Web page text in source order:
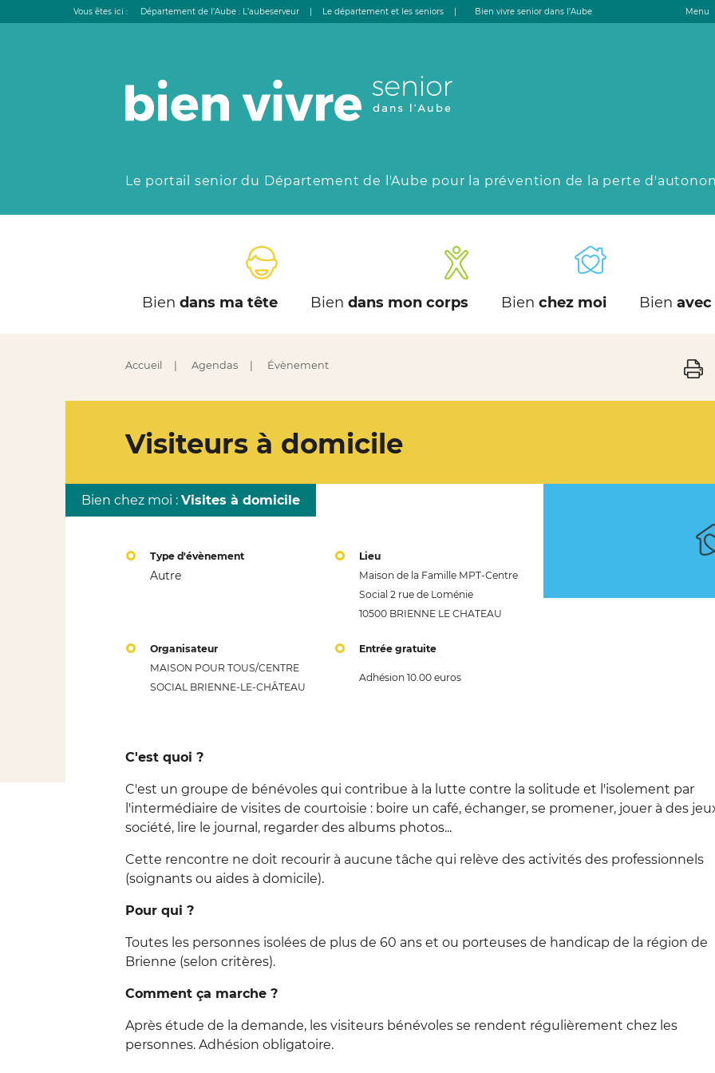
Vous êtes ici : Département de l’Aube : L’aubeserveur | Le département et les seniors | Bien vivre senior dans l’Aube Menu
Le portail senior du Département de l'Aube pour la prévention de la perte
Bien dans ma tête Bien dans mon corps Bien chez moi Bien
Accueil Agendas Évènement
Visiteurs à domicile
Bien chez moi : Visites à domicile
Type d'évènement
Autre
Lieu
Maison de la Famille MPT-Centre
Social 2 rue de Loménie
10500 BRIENNE LE CHATEAU
Organisateur
MAISON POUR TOUS/CENTRE
SOCIAL BRIENNE-LE-CHÂTEAU
Entrée gratuite
Adhésion 10.00 euros
C'est quoi ?
C'est un groupe de bénévoles qui contribue à la lutte contre la solitude et l'isolement par
l'intermédiaire de visites de courtoisie : boire un café, échanger, se promener, jouer à des
société, lire le journal, regarder des albums photos...
Cette rencontre ne doit recourir à aucune tâche qui relève des activités des professionnels
(soignants ou aides à domicile).
Pour qui ?
Toutes les personnes isolées de plus de 60 ans et ou porteuses de handicap de la région de
Brienne (selon critères).
Comment ça marche ?
Après étude de la demande, les visiteurs bénévoles se rendent régulièrement chez les
personnes. Adhésion obligatoire.